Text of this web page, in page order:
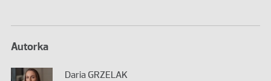
Autorka
Daria GRZELAK